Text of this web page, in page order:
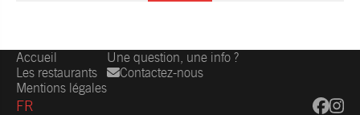
Accueil
Les restaurants
Mentions légales
Une question, une info ?
Contactez-nous
FR